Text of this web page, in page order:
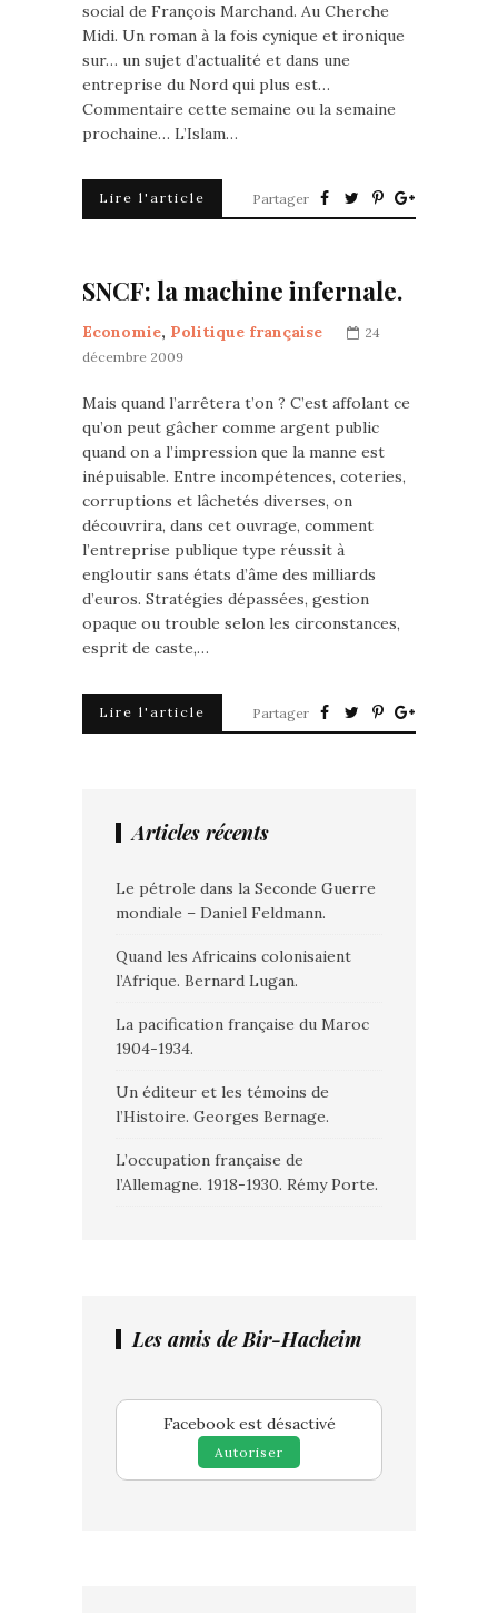
social de François Marchand. Au Cherche
Midi. Un roman à la fois cynique et ironique
sur… un sujet d’actualité et dans une
entreprise du Nord qui plus est…
Commentaire cette semaine ou la semaine
prochaine… L’Islam…
Lire l'article Partager
SNCF: la machine infernale.
Economie, Politique française
24
décembre 2009
Mais quand l’arrêtera t’on ? C’est affolant ce
qu’on peut gâcher comme argent public
quand on a l’impression que la manne est
inépuisable. Entre incompétences, coteries,
corruptions et lâchetés diverses, on
découvrira, dans cet ouvrage, comment
l’entreprise publique type réussit à
engloutir sans états d’âme des milliards
d’euros. Stratégies dépassées, gestion
opaque ou trouble selon les circonstances,
esprit de caste,…
Lire l'article Partager
Articles récents
Le pétrole dans la Seconde Guerre
mondiale – Daniel Feldmann.
Quand les Africains colonisaient
l’Afrique. Bernard Lugan.
La pacification française du Maroc
1904-1934.
Un éditeur et les témoins de
l’Histoire. Georges Bernage.
L’occupation française de
l’Allemagne. 1918-1930. Rémy Porte.
Les amis de Bir-Hacheim
Facebook est désactivé
Autoriser